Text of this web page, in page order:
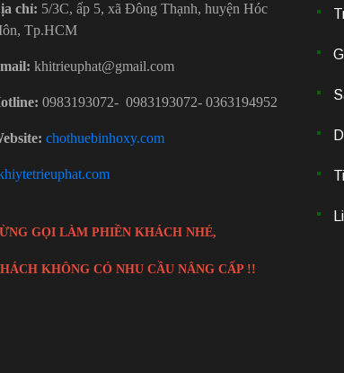
chỉ: 5/3C, ấp 5, xã Đông Thạnh, huyện Hóc
Tp.HCM
khitrieuphat@gmail.com
0983193072- 0983193072- 0363194952
chothuebinhoxy.com
GỌI LÀM PHIỀN KHÁCH NHÉ,
KHÔNG CÓ NHU CẦU NÂNG CẤP !!